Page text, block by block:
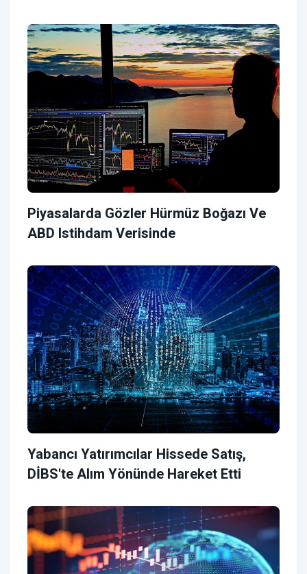
Piyasalarda Gözler Hürmüz Boğazı Ve
ABD Istihdam Verisinde
Yabancı Yatırımcılar Hissede Satış,
DİBS'te Alım Yönünde Hareket Etti